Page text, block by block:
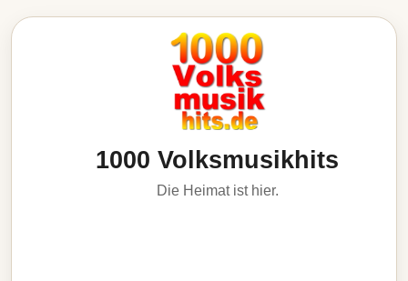
1000 Volksmusikhits
Die Heimat ist hier.